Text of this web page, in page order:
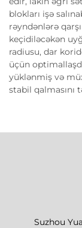
blokları işə
rəyndənlərə
keçidiləcəkən
radiusu, dar
üçün
yüklənmiş və
stabil qalmasını
Suzhou